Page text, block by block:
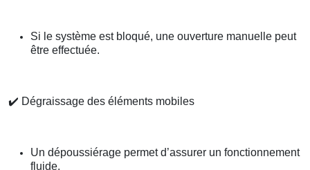
Si le système est bloqué, une ouverture manuelle peut
être effectuée.
✔️ Dégraissage des éléments mobiles
Un dépoussiérage permet d’assurer un fonctionnement
fluide.